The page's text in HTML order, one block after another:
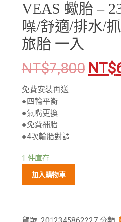
VEAS 蠍胎 –
噪/舒適/排水/
旅胎 一入
NT$7,800 NT$
免費安裝再送
●四輪平衡
●氣嘴更換
●免費補胎
●4次輪胎對調
1 件庫存
加入購物車